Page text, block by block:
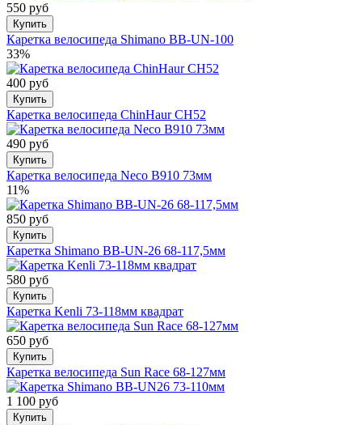
550 руб
Купить
Каретка велосипеда Shimano BB-UN-100
33%
400 руб
Купить
Каретка велосипеда ChinHaur CH52
490 руб
Купить
Каретка велосипеда Neco B910 73мм
11%
850 руб
Купить
Каретка Shimano BB-UN-26 68-117,5мм
580 руб
Купить
Каретка Kenli 73-118мм квадрат
650 руб
Купить
Каретка велосипеда Sun Race 68-127мм
1 100 руб
Купить